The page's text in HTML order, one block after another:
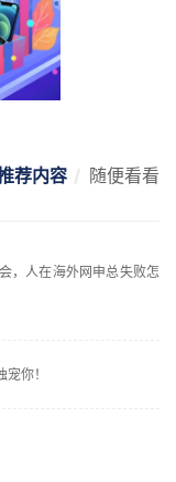
荐内容 随便看看
，人在海外网申总失败怎
你！